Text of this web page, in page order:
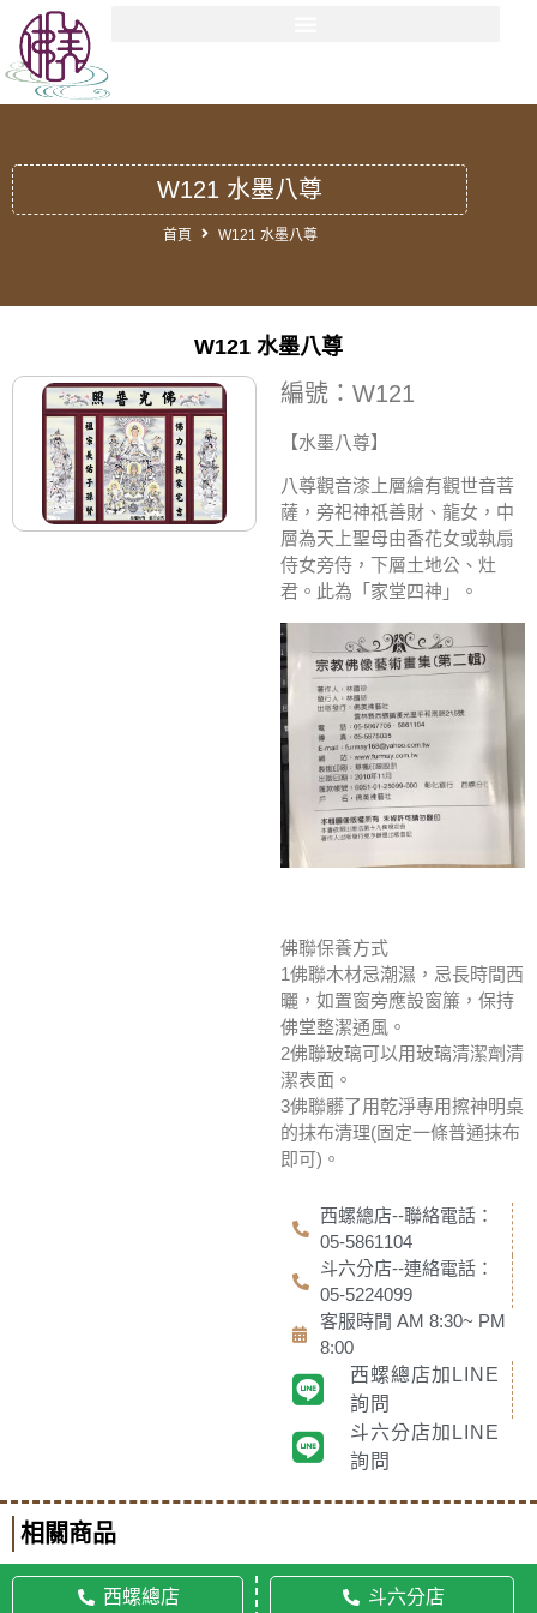
W121 水墨八尊
首頁 W121 水墨八尊
W121 水墨八尊
編號：W121
【水墨八尊】
八尊觀音漆上層繪有觀世音菩
薩，旁祀神祇善財、龍女，中
層為天上聖母由香花女或執扇
侍女旁侍，下層土地公、灶
君。此為「家堂四神」。
佛聯保養方式
1佛聯木材忌潮濕，忌長時間西
曬，如置窗旁應設窗簾，保持
佛堂整潔通風。
2佛聯玻璃可以用玻璃清潔劑清
潔表面。
3佛聯髒了用乾淨專用擦神明桌
的抹布清理(固定一條普通抹布
即可)。
西螺總店--聯絡電話：
05-5861104
斗六分店--連絡電話：
05-5224099
客服時間 AM 8:30~ PM
8:00
西螺總店加LINE
詢問
斗六分店加LINE
詢問
相關商品
西螺總店 斗六分店